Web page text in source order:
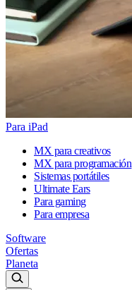
Para iPad
MX para creativos
MX para programación
Sistemas portátiles
Ultimate Ears
Para gaming
Para empresa
Software
Ofertas
Planeta